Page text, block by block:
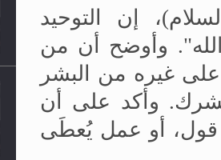
إن التوحيد
الله". وأوضح أن من
غيره من البشر
وأكد على أن
قول، أو عمل يُعطَى